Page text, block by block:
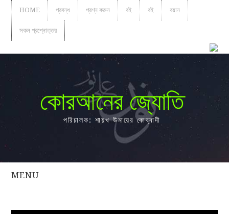
HOME প্রবন্ধ প্রশ্ন করুন বই বই বয়ান
সকল প্রশ্নোত্তর
কোরআনের জ্যোতি
পরিচালক: শায়খ উমায়ের কোব্বাদী
MENU
সকল